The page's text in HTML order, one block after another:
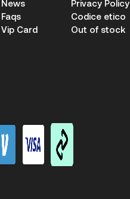
News
Faqs
Vip Card
Privacy Policy
Codice etico
Out of stock